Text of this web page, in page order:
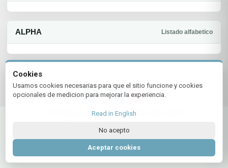
ALPHA Listado alfabetico
© 2026 La Tahona Golf Club | by Plus+Golf
Cookies
Usamos cookies necesarias para que el sitio funcione y cookies
opcionales de medicion para mejorar la experiencia.
Read in English
No acepto
Aceptar cookies